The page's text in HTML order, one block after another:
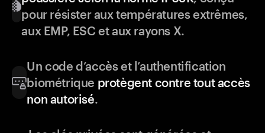
pour résister aux températures extrêmes,
aux EMP, ESC et aux rayons X.
Un code d’accès et l’authentification
biométrique protègent contre tout accès
non autorisé.